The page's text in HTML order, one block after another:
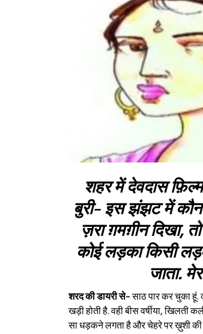
शहर में देवदास
बुरी- इस झंझट में कौन
ज़रा ग़मग़ीन दिखा,
कोई लड़का किसी
जाता.
शरद की डायरी से-साठ पार कर चुका हूं.
खड़ी होती है. वही बीस वर्षीया,
सा धड़कने लगता है और चेहरे पर ख़ुशी की